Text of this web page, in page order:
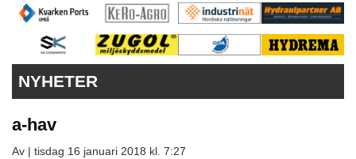
KONTAKT
VÅRA ANDRA MAGASIN
PRENUMERERA
ANNONSERA
NYHETER
a-hav
Av | tisdag 16 januari 2018 kl. 7:27